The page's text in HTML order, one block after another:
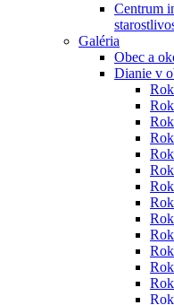
Centrum
Galéria
Obec a
Dianie v